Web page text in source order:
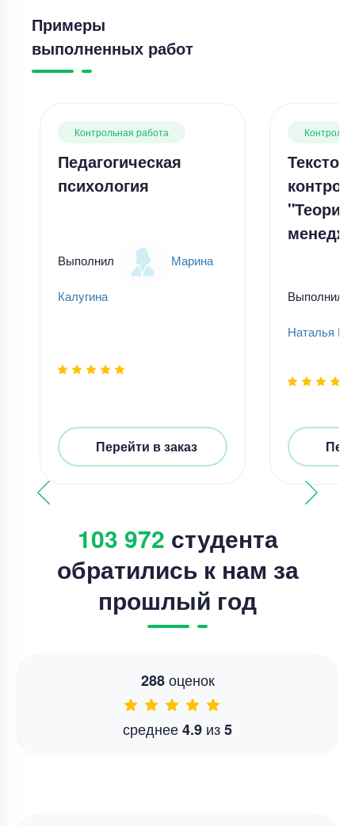
Примеры
выполненных работ
Контрольная работа
Педагогическая
психология
Выполнил Марина
Калугина
Перейти в заказ
"Теория
Выполнил
Наталья
103 972 студента
обратились к нам за
прошлый год
288оценок
среднее4.9 из5